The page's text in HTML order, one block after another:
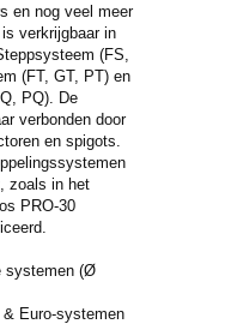
en nog veel meer
verkrijgbaar in
(FS,
(FT, GT, PT) en
PQ). De
verbonden door
en spigots.
zoals in het
PRO-30
systemen (Ø
Euro-systemen